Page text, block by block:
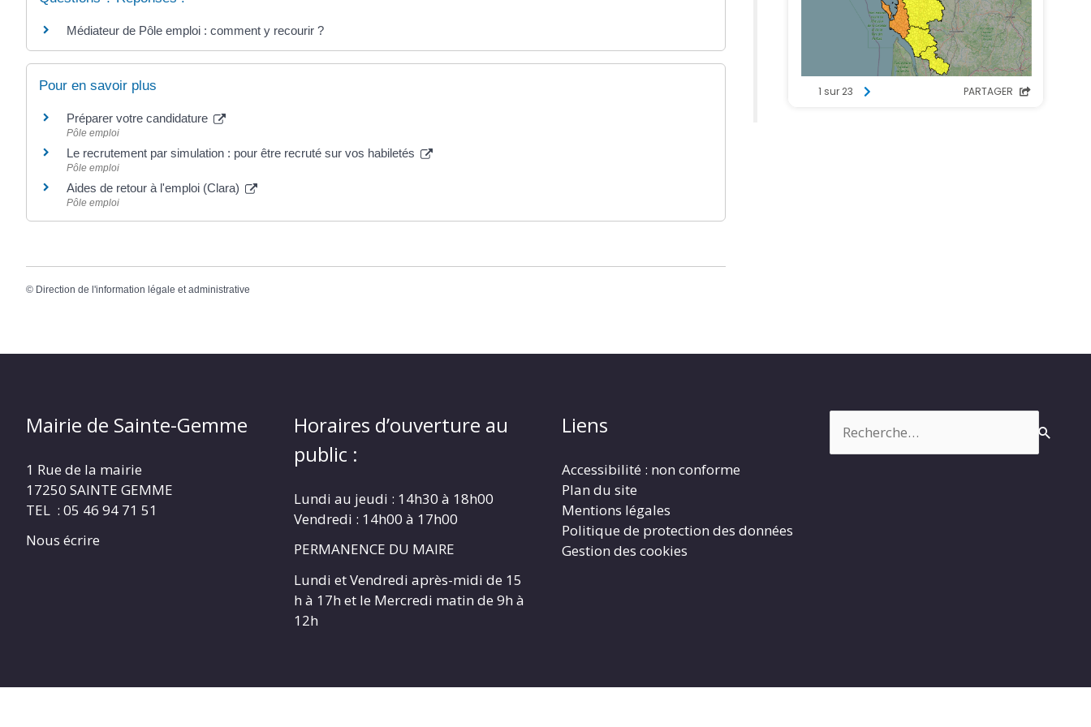
Médiateur de Pôle emploi : comment y recourir ?
Pour en savoir plus
Préparer votre candidature
Pôle emploi
Le recrutement par simulation : pour être recruté sur vos habiletés
Pôle emploi
Aides de retour à l'emploi (Clara)
Pôle emploi
© Direction de l'information légale et administrative
Mairie de Sainte-Gemme
1 Rue de la mairie
17250 SAINTE GEMME
TEL : 05 46 94 71 51
Nous écrire
Horaires d’ouverture au
public :
Lundi au jeudi : 14h30 à 18h00
Vendredi : 14h00 à 17h00
PERMANENCE DU MAIRE
Lundi et Vendredi après-midi de 15
h à 17h et le Mercredi matin de 9h à
12h
Liens
Accessibilité : non conforme
Plan du site
Mentions légales
Politique de protection des données
Gestion des cookies